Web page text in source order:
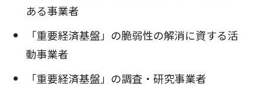
ある事業者
「重要経済基盤」の脆弱性の解消に資する活
動事業者
「重要経済基盤」の調査・研究事業者